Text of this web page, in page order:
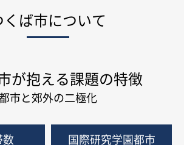
くば市について
が抱える課題の特徴
市と郊外の二極化
数 国際研究学園都市